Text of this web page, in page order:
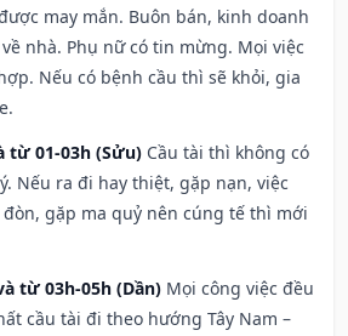
may mắn. Buôn bán, kinh doanh
nhà. Phụ nữ có tin mừng. Mọi việc
Nếu có bệnh cầu thì sẽ khỏi, gia
từ 01-03h (Sửu) Cầu tài thì không có
Nếu ra đi hay thiệt, gặp nạn, việc
gặp ma quỷ nên cúng tế thì mới
từ 03h-05h (Dần) Mọi công việc đều
cầu tài đi theo hướng Tây Nam –